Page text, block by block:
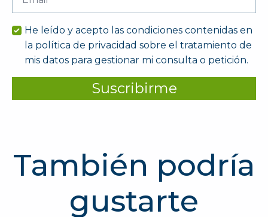
He leído y acepto las condiciones contenidas en
la política de privacidad sobre el tratamiento de
mis datos para gestionar mi consulta o petición.
Suscribirme
También podría
gustarte